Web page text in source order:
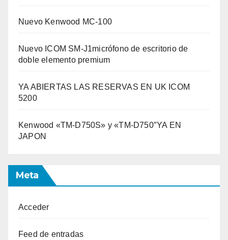
Nuevo Kenwood MC-100
Nuevo ICOM SM-J1micrófono de escritorio de
doble elemento premium
YA ABIERTAS LAS RESERVAS EN UK ICOM
5200
Kenwood «TM-D750S» y «TM-D750″YA EN
JAPON
Meta
Acceder
Feed de entradas